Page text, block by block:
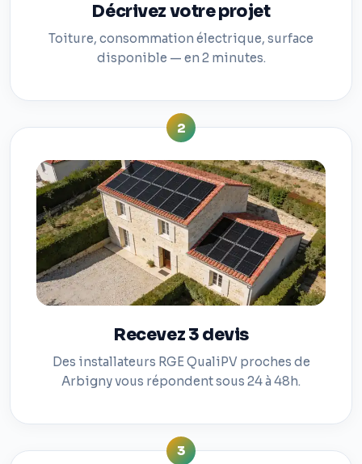
Décrivez votre projet
Toiture, consommation électrique, surface
disponible — en 2 minutes.
2
Recevez 3 devis
Des installateurs RGE QualiPV proches de
Arbigny vous répondent sous 24 à 48h.
3